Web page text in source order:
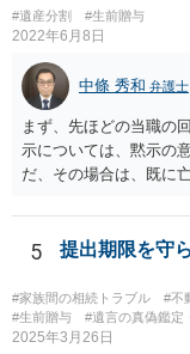
#遺産分割 #生前贈与
2022年6月8日
中條 秀和 弁護士
まず、先ほどの当職の
示については、黙示の
だ、その場合は、既に
持ち戻し免除の意思表
う結論は変わりません
た。 文言については
戻しをすべて免除する
心配ならば、弁護士の
ついて説明した上で、
5 提出期限を守
#家族間の相続トラブル #不
#生前贈与
#遺言の真偽鑑定
2025年3月26日